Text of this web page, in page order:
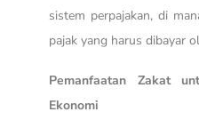
sistem perpajakan, di
pajak yang harus dibayar
Pemanfaatan Zakat
Ekonomi